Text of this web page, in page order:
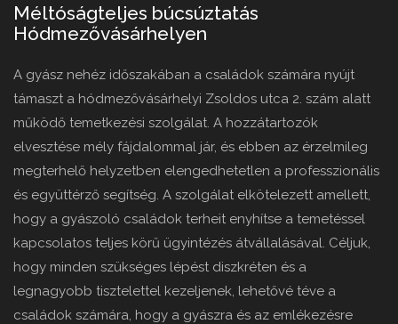
Méltóságteljes búcsúztatás
Hódmezővásárhelyen
A gyász nehéz időszakában a családok számára nyújt
támaszt a hódmezővásárhelyi Zsoldos utca 2. szám alatt
működő temetkezési szolgálat. A hozzátartozók
elvesztése mély fájdalommal jár, és ebben az érzelmileg
megterhelő helyzetben elengedhetetlen a professzionális
és együttérző segítség. A szolgálat elkötelezett amellett,
hogy a gyászoló családok terheit enyhítse a temetéssel
kapcsolatos teljes körű ügyintézés átvállalásával. Céljuk,
hogy minden szükséges lépést diszkréten és a
legnagyobb tisztelettel kezeljenek, lehetővé téve a
családok számára, hogy a gyászra és az emlékezésre